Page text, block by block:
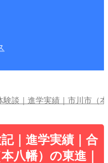
談｜進学実績｜市川市（
｜進学実績｜合
八幡）の東進｜